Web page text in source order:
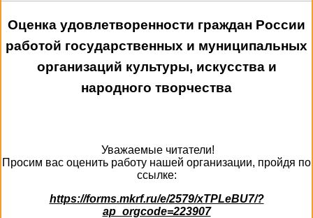
Оценка удовлетворенности граждан России
работой государственных и муниципальных
организаций культуры, искусства и
народного творчества
Уважаемые читатели!
Просим вас оценить работу нашей организации, пройдя по
ссылке:
https://forms.mkrf.ru/e/2579/xTPLeBU7/?
ap_orgcode=223907